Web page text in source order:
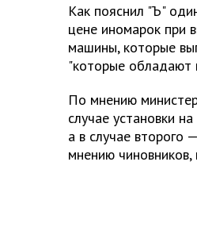
Как пояснил "Ъ"
цене иномарок при
машины, которые
"которые обладают
По мнению
случае установки
а в случае второго
мнению